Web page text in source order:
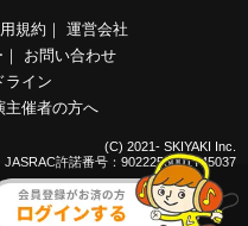
規約 ｜ 運営会社
｜
お問い合わせ
ライン
主催者の方へ
(C) 2021- SKIYAKI Inc.
JASRAC許諾番号：9022255001Y45037